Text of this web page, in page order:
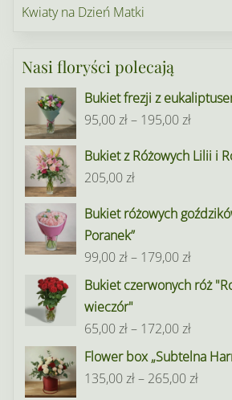
Kwiaty na Dzień Matki
Nasi floryści polecają
Bukiet frezji z
95,00zł– 195,00złZakres
od
do
Bukiet z Różowych Lilii i
205,00zł
Bukiet różowych
Poranek”
99,00zł– 179,00złZakres
cen:
179,00
Bukiet czerwonych róż
wieczór"
65,00zł– 172,00złZakres
cen:
od
Flower box „Subtelna
135,00zł– 265,00złZakres